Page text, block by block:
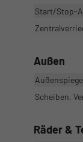
Start/Stop-
Außen
Scheiben,
Räder &